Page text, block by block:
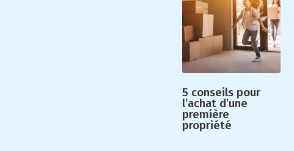
5 conseils pour
l’achat d’une
première
propriété